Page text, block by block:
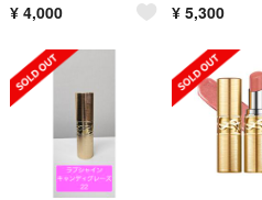
¥ 4,000 ¥ 5,300